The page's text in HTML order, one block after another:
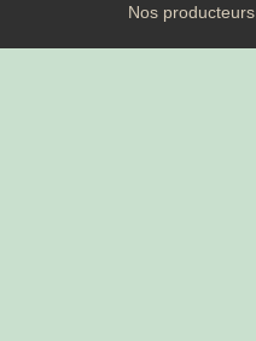
Nos producteurs